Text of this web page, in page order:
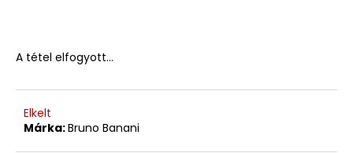
A tétel elfogyott…
Elkelt
Márka:Bruno Banani